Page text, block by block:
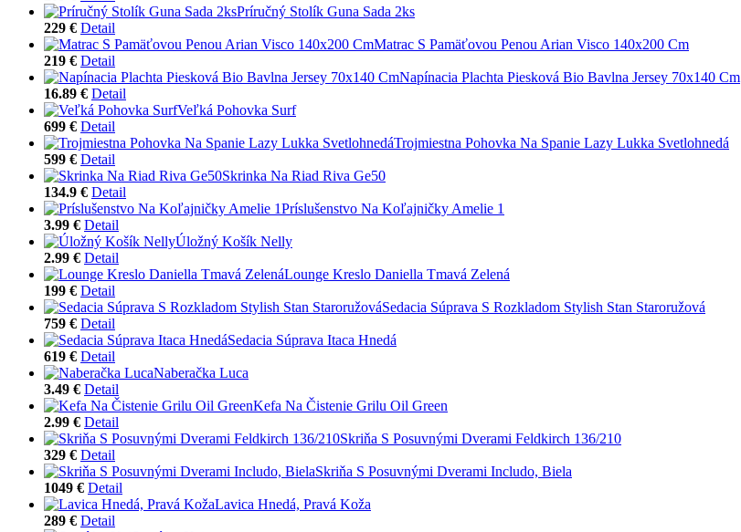
Príručný Stolík Guna Sada 2ks
229 € Detail
Matrac S Pamäťovou Penou Arian Visco 140x200 Cm
219 € Detail
Napínacia Plachta Piesková Bio Bavlna Jersey 70x140 Cm
16.89 € Detail
Veľká Pohovka Surf
699 € Detail
Trojmiestna Pohovka Na Spanie Lazy Lukka Svetlohnedá
599 € Detail
Skrinka Na Riad Riva Ge50
134.9 € Detail
Príslušenstvo Na Koľajničky Amelie 1
3.99 € Detail
Úložný Košík Nelly
2.99 € Detail
Lounge Kreslo Daniella Tmavá Zelená
199 € Detail
Sedacia Súprava S Rozkladom Stylish Stan Staroružová
759 € Detail
Sedacia Súprava Itaca Hnedá
619 € Detail
Naberačka Luca
3.49 € Detail
Kefa Na Čistenie Grilu Oil Green
2.99 € Detail
Skriňa S Posuvnými Dverami Feldkirch 136/210
329 € Detail
Skriňa S Posuvnými Dverami Includo, Biela
1049 € Detail
Lavica Hnedá, Pravá Koža
289 € Detail